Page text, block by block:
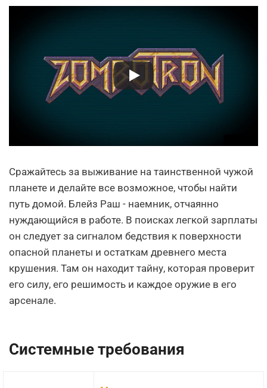
Сражайтесь за выживание на таинственной чужой
планете и делайте все возможное, чтобы найти
путь домой. Блейз Раш - наемник, отчаянно
нуждающийся в работе. В поисках легкой зарплаты
он следует за сигналом бедствия к поверхности
опасной планеты и остаткам древнего места
крушения. Там он находит тайну, которая проверит
его силу, его решимость и каждое оружие в его
арсенале.
Системные требования